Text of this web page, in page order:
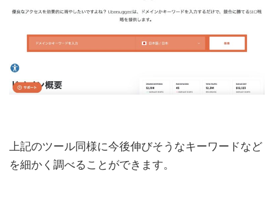
上記のツール同様に今後伸びそうなキーワードなど
を細かく調べることができます。